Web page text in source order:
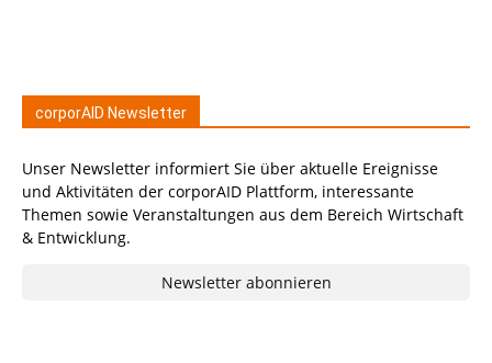
corporAID Newsletter
Unser Newsletter informiert Sie über aktuelle Ereignisse
und Aktivitäten der corporAID Plattform, interessante
Themen sowie Veranstaltungen aus dem Bereich Wirtschaft
& Entwicklung.
Newsletter abonnieren